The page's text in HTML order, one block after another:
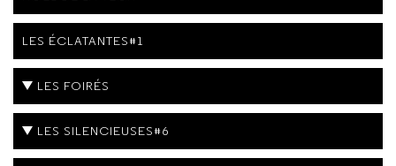
LES ÉCLATANTES#1
LES FOIRÉS
LES SILENCIEUSES#6